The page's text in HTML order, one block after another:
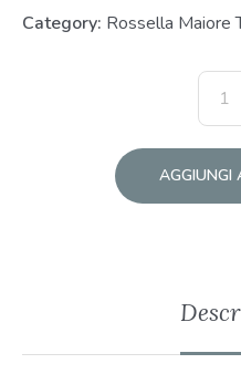
Category: Rossella Maiore
AGGIUNGI